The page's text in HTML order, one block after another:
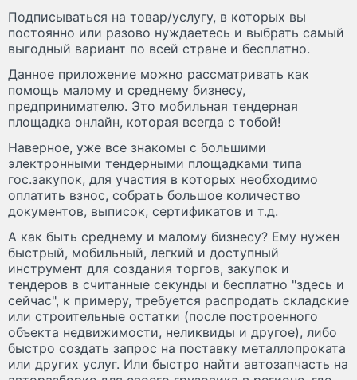
Подписываться на товар/услугу, в которых вы
постоянно или разово нуждаетесь и выбрать самый
выгодный вариант по всей стране и бесплатно.
Данное приложение можно рассматривать как
помощь малому и среднему бизнесу,
предпринимателю. Это мобильная тендерная
площадка онлайн, которая всегда с тобой!
Наверное, уже все знакомы с большими
электронными тендерными площадками типа
гос.закупок, для участия в которых необходимо
оплатить взнос, собрать большое количество
документов, выписок, сертификатов и т.д.
А как быть среднему и малому бизнесу? Ему нужен
быстрый, мобильный, легкий и доступный
инструмент для создания торгов, закупок и
тендеров в считанные секунды и бесплатно "здесь и
сейчас", к примеру, требуется распродать складские
или строительные остатки (после построенного
объекта недвижимости, неликвиды и другое), либо
быстро создать запрос на поставку металлопроката
или других услуг. Или быстро найти автозапчасть на